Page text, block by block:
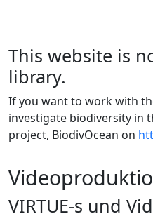
This website is
library.
If you want to work with
investigate biodiversity in
project, BiodivOcean on
VIRTUE-s und